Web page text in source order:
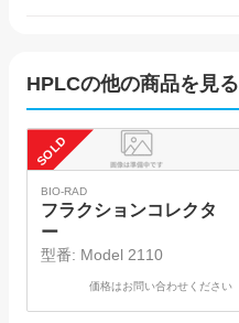
HPLCの他の商品を見る
SOLD
BIO-RAD
フラクションコレクタ
ー
型番: Model 2110
価格はお問い合わせください